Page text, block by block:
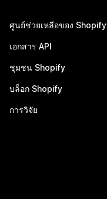
ศูนย์ช่วยเหลือของ Shopify
เอกสาร API
ชุมชน Shopify
บล็อก Shopify
การวิจัย